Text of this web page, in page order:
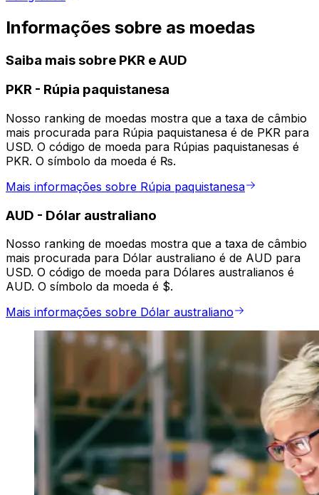
Informações sobre as moedas
Saiba mais sobre PKR e AUD
PKR - Rúpia paquistanesa
Nosso ranking de moedas mostra que a taxa de câmbio
mais procurada para Rúpia paquistanesa é de PKR para
USD. O código de moeda para Rúpias paquistanesas é
PKR. O símbolo da moeda é ₨.
Mais informações sobre Rúpia paquistanesa
AUD - Dólar australiano
Nosso ranking de moedas mostra que a taxa de câmbio
mais procurada para Dólar australiano é de AUD para
USD. O código de moeda para Dólares australianos é
AUD. O símbolo da moeda é $.
Mais informações sobre Dólar australiano